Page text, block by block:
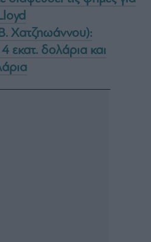
Χατζηωάννου):
εκατ. δολάρια και